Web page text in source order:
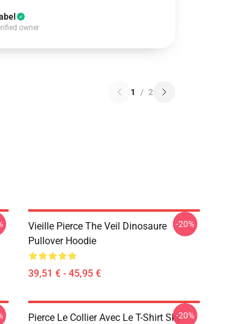
owner
1 / 2
Vieille Pierce The Veil Dinosaure
Pullover Hoodie
39,51 € - 45,95 €
-20%
Pierce Le Collier Avec Le T-Shirt Sky-20%